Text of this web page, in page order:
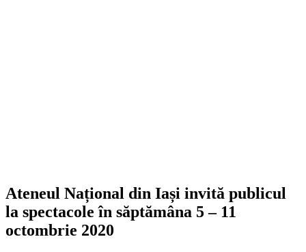
Ateneul Național din Iași invită publicul
la spectacoleîn săptămâna 5 – 11
octombrie 2020